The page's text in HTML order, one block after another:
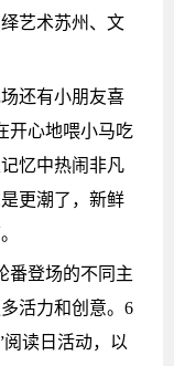
艺术苏州、文
还有小朋友喜
开心地喂小马吃
忆中热闹非凡
更潮了，新鲜
番登场的不同主
活力和创意。6
阅读日活动，以